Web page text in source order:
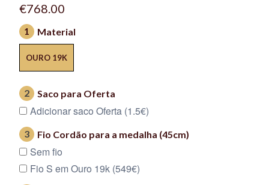
€768.00
1 Material
OURO 19K
2 Saco para Oferta
Adicionar saco Oferta (1.5€)
3 Fio Cordão para a medalha (45cm)
Sem fio
Fio S em Ouro 19k (549€)